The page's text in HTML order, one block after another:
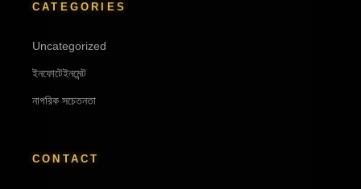
CATEGORIES
Uncategorized
ইনফোটেইনমেন্ট
নাগরিক সচেতনতা
CONTACT